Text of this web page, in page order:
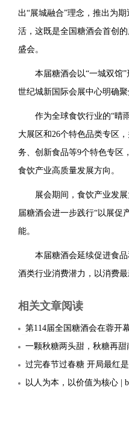
出“展城融合”理念，推出为
活，这既是全国糖酒会首创
盛会。
本届糖酒会以“一城双馆
世纪城新国际会展中心明确聚
作为全球食饮行业的“晴
大展区和26个特色品类专区
务、创新食品等9个特色专区
食饮产业高质量发展方向。
展会期间，食饮产业发
届糖酒会进一步践行“以展促
能。
本届糖酒会延续促进食
酒类行业消费潜力，以消费
相关文章阅读
第114届全国糖酒会在蓉开
一颗秋糖两头甜，秋糖再甜
过完春节过春糖 开局最红
以人为本，以价值为核心 |